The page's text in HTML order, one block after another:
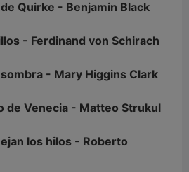
Quirke - Benjamin Black
- Ferdinand von Schirach
- Mary Higgins Clark
de Venecia - Matteo Strukul
los hilos - Roberto